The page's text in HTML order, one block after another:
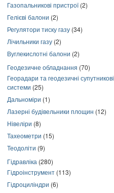
Газопальникові пристрої(2)
Гелієві балони (2)
Регулятори тиску газу (34)
Лічильники газу (2)
Вуглекислотні балони (2)
Геодезичне обладнання (70)
Георадари та геодезичні супутникові
системи (25)
Дальноміри (1)
Лазерні будівельники площин (12)
Нівеліри (8)
Тахеометри (15)
Теодоліти (9)
Гідравліка (280)
Гідроінструмент (113)
Гідроциліндри (6)